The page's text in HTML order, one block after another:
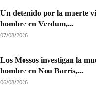
Un detenido por la muerte
hombre en Verdum,...
07/08/2026
Los Mossos investigan la
hombre en Nou Barris,...
06/08/2026